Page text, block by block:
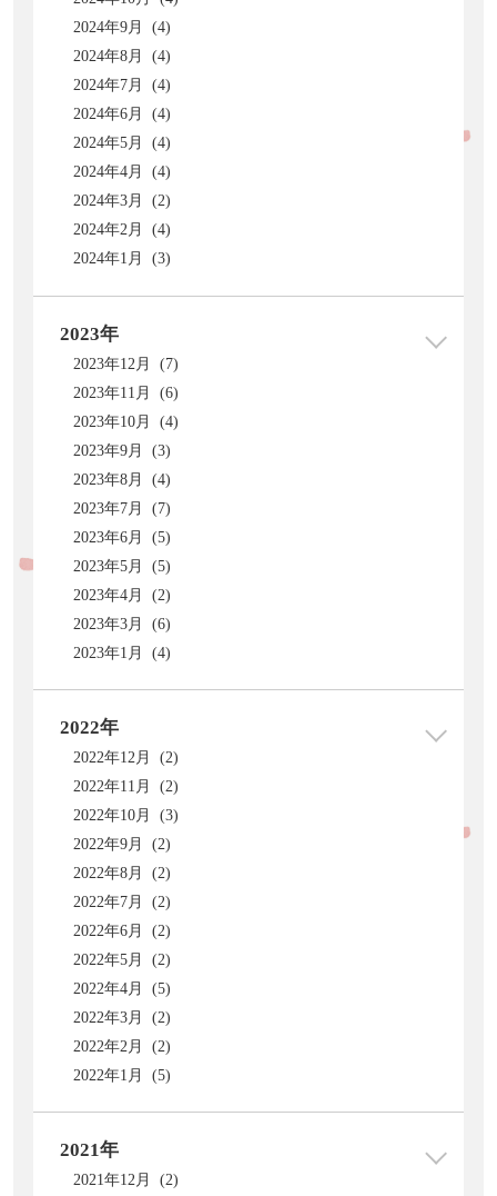
2024年9月 (4)
2024年8月 (4)
2024年7月 (4)
2024年6月 (4)
2024年5月 (4)
2024年4月 (4)
2024年3月 (2)
2024年2月 (4)
2024年1月 (3)
2023年
2023年12月 (7)
2023年11月 (6)
2023年10月 (4)
2023年9月 (3)
2023年8月 (4)
2023年7月 (7)
2023年6月 (5)
2023年5月 (5)
2023年4月 (2)
2023年3月 (6)
2023年1月 (4)
2022年
2022年12月 (2)
2022年11月 (2)
2022年10月 (3)
2022年9月 (2)
2022年8月 (2)
2022年7月 (2)
2022年6月 (2)
2022年5月 (2)
2022年4月 (5)
2022年3月 (2)
2022年2月 (2)
2022年1月 (5)
2021年
2021年12月 (2)